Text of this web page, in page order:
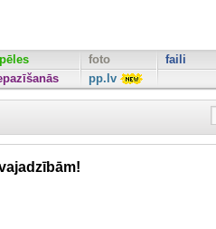
foto
pp.lv
faili